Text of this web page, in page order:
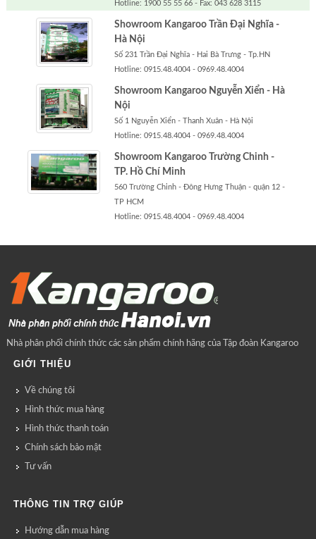
Hotline: 1900 55 55 66 - Fax: 043 628 3115
Showroom Kangaroo Trần Đại Nghĩa -
Hà Nội
Số 231 Trần Đại Nghĩa - Hai Bà Trưng - Tp.HN
Hotline: 0915.48.4004 - 0969.48.4004
Showroom Kangaroo Nguyễn Xiển - Hà
Nội
Số 1 Nguyễn Xiển - Thanh Xuân - Hà Nội
Hotline: 0915.48.4004 - 0969.48.4004
Showroom Kangaroo Trường Chinh -
TP. Hồ Chí Minh
560 Trường Chinh - Đông Hưng Thuận - quận 12 -
TP HCM
Hotline: 0915.48.4004 - 0969.48.4004
Nhà phân phối chính thức các sản phẩm chính hãng của Tập đoàn Kangaroo
GIỚI THIỆU
Về chúng tôi
Hình thức mua hàng
Hình thức thanh toán
Chính sách bảo mật
Tư vấn
THÔNG TIN TRỢ GIÚP
Hướng dẫn mua hàng